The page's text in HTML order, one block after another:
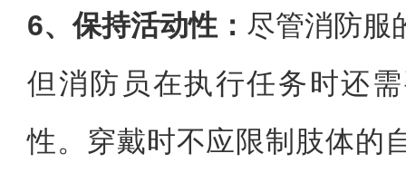
6、保持活动性： 尽管消防服
但消防员在执行任务时还
性。穿戴时不应限制肢体的